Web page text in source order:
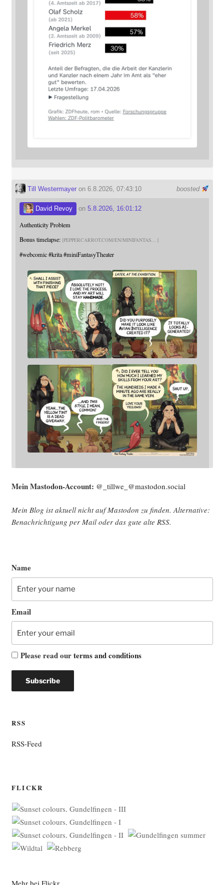
boosted
Till Westermayeron 6.8.2026, 07:43:10
David Revoy on 5.8.2026, 16:01:12
Authenticity Problem
Bonus timelapse: PEPPERCARROT.COM/EN/MINIFANTAS
#webcomic #krita #miniFantasyTheater
Mein Mast­o­don-Account: @_tillwe_@mastodon.social
Mein Blog ist aktu­ell nicht auf Mast­o­don zu fin­den. Alter­na­ti­ve:
Benach­rich­ti­gung per Mail oder das gute alte RSS.
Name
Email
Please read ourterms and conditions
RSS
RSS-Feed
FLICKR
Mehr bei Flickr …